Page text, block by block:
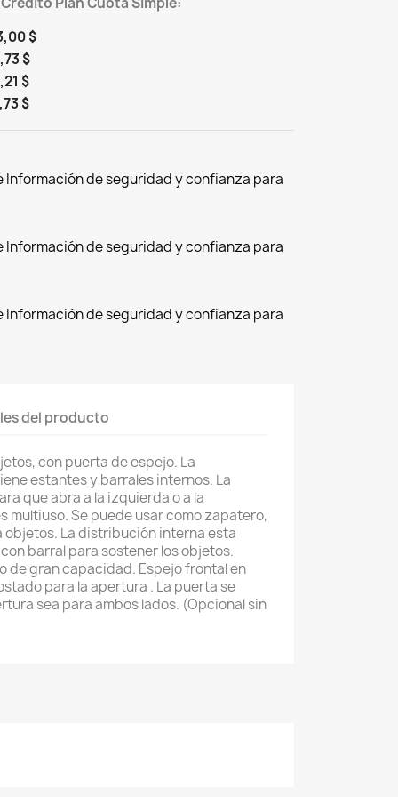
$
$
$
$
Información de seguridad y confianza para
Información de seguridad y confianza para
Información de seguridad y confianza para
del producto
con puerta de espejo. La
estantes y barrales internos. La
que abra a la izquierda o a la
multiuso. Se puede usar como zapatero,
La distribución interna esta
barral para sostener los objetos.
de gran capacidad. Espejo frontal en
para la apertura . La puerta se
sea para ambos lados. (Opcional sin